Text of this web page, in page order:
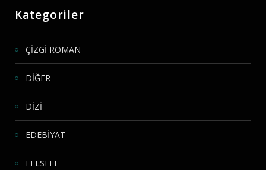
Kategoriler
ÇİZGİ ROMAN
DİĞER
DİZİ
EDEBİYAT
FELSEFE